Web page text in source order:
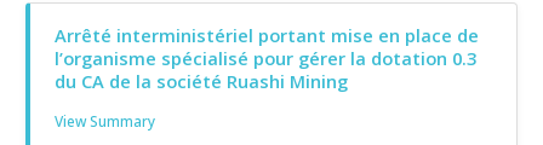
Arrêté interministériel portant mise en place de
l’organisme spécialisé pour gérer la dotation 0.3
du CA de la société Ruashi Mining
View Summary